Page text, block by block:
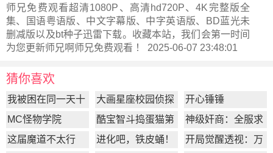
师兄免费观看超清1080P、高清hd720P、4K完整版全
集、国语粤语版、中文字幕版、中字英语版、BD蓝光未
删减版以及bt种子迅雷下载。收藏本站，我们会第一时间
为您更新师兄啊师兄免费观看 ！ 2025-06-07 23:48:01
猜你喜欢
我被困在同一天十
万年
大画星座校园侦探
第2季
开心锤锤
MC怪物学院
酷宝智斗捣蛋猫第
1季
神级奸商：全服求
我别薅了
这届魔道不太行 进化吧，铁皮蛹！
开局觉醒透视：万